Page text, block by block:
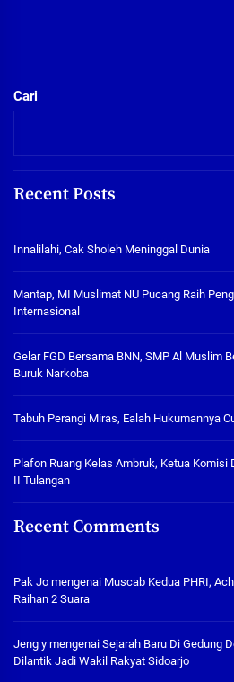
Cari
Recent Posts
Innalilahi, Cak Sholeh Meninggal Dunia
Mantap, MI Muslimat NU Pucang Raih
Internasional
Gelar FGD Bersama BNN, SMP Al Muslim
Buruk Narkoba
Tabuh Perangi Miras, Ealah Hukumannya
Plafon Ruang Kelas Ambruk, Ketua Komisi
II Tulangan
Recent Comments
Pak Jo mengenai Muscab Kedua PHRI,
Raihan 2 Suara
Jeng y mengenai Sejarah Baru Di Gedung
Dilantik Jadi Wakil Rakyat Sidoarjo